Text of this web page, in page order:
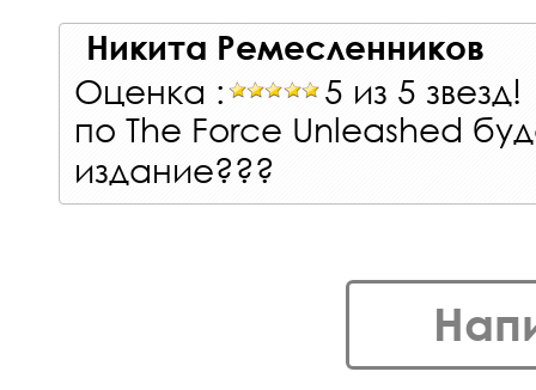
Никита Ремесленников
Оценка :
5 из 5 звезд!
по The Force Unleashed
издание???